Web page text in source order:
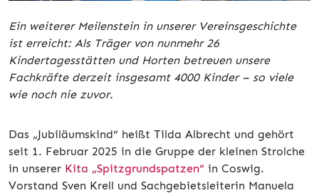
Ein weiterer Meilenstein in unserer Vereinsgeschichte
ist erreicht: Als Träger von nunmehr 26
Kindertagesstätten und Horten betreuen unsere
Fachkräfte derzeit insgesamt 4000 Kinder – so viele
wie noch nie zuvor.
Das „Jubiläumskind“ heißt Tilda Albrecht und gehört
seit 1. Februar 2025 in die Gruppe der kleinen Strolche
in unserer Kita „Spitzgrundspatzen“ in Coswig.
Vorstand Sven Krell und Sachgebietsleiterin Manuela